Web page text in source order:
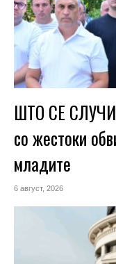
ШТО СЕ
со жестоки
младите
6 август, 2026